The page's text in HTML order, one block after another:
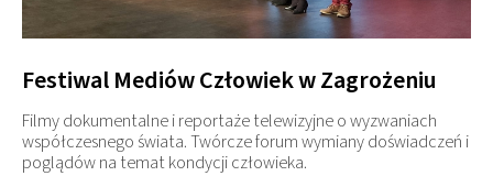
Festiwal Mediów Człowiek w Zagrożeniu
Filmy dokumentalne i reportaże telewizyjne o wyzwaniach
współczesnego świata. Twórcze forum wymiany doświadczeń i
poglądów na temat kondycji człowieka.